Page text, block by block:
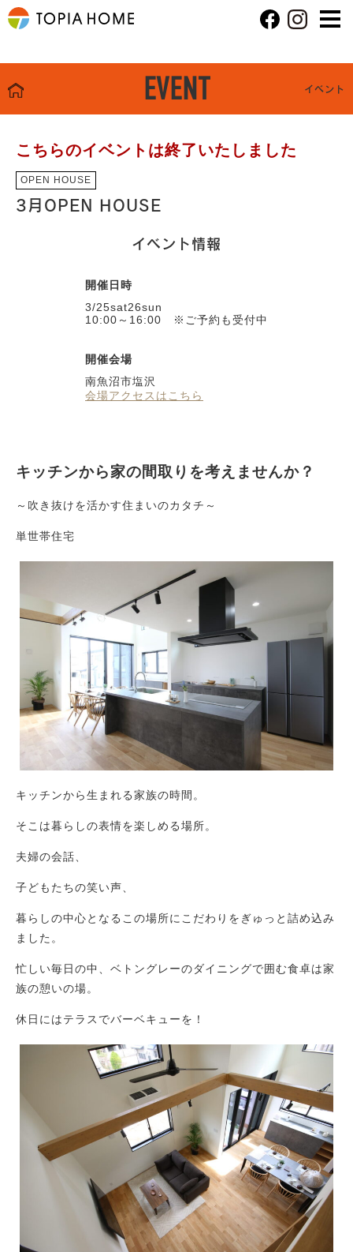
EVENT イベント
こちらのイベントは終了いたしました
OPEN HOUSE
3月OPEN HOUSE
イベント情報
開催日時
3/25sat26sun
10:00～16:00 ※ご予約も受付中
開催会場
南魚沼市塩沢
会場アクセスはこちら
キッチンから家の間取りを考えませんか？
～吹き抜けを活かす住まいのカタチ～
単世帯住宅
キッチンから生まれる家族の時間。
そこは暮らしの表情を楽しめる場所。
夫婦の会話、
子どもたちの笑い声、
暮らしの中心となるこの場所にこだわりをぎゅっと詰め込み
ました。
忙しい毎日の中、ベトングレーのダイニングで囲む食卓は家
族の憩いの場。
休日にはテラスでバーベキューを！